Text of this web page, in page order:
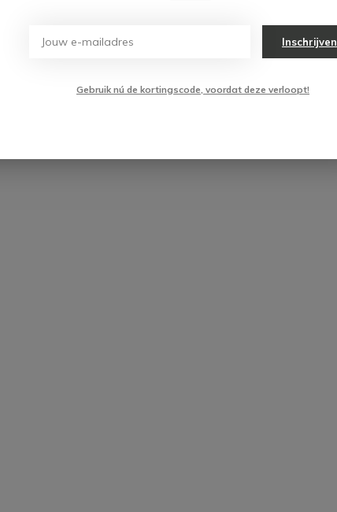
Inschrijven
Gebruik nú de kortingscode, voordat deze verloopt!